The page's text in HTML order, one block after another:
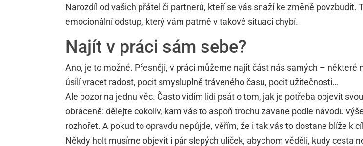
Narozdíl od vašich přátel či partnerů, kteří se vás snaží ke změně
emocionální odstup, který vám patrně v takové situaci chybí.
Najít v práci sám sebe?
Ano, je to možné. Přesněji, v práci můžeme najít část nás samých – některé
úsilí vracet radost, pocit smysluplně tráveného času, pocit užitečnosti…
Ale pozor na jednu věc. Často vidím lidi psát o tom, jak je potřeba objevit
obráceně: dělejte cokoliv, kam vás to aspoň trochu zavane podle návodu
rozhořet. A pokud to opravdu nepůjde, věřím, že i tak vás to dostane blíže k
Někdy holt musíme objevit i pár slepých uliček, abychom věděli, kudy cesta